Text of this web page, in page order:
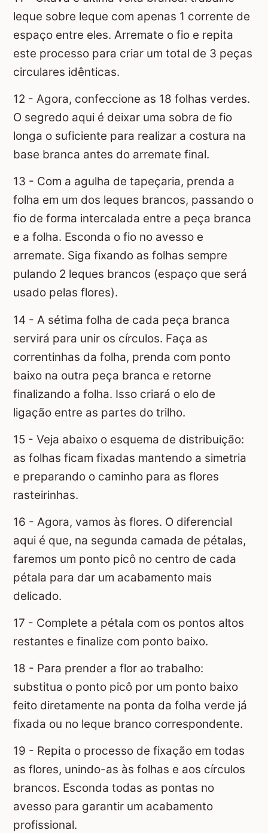
leque sobre leque com apenas 1 corrente de
espaço entre eles. Arremate o fio e repita
este processo para criar um total de 3 peças
circulares idênticas.
12 - Agora, confeccione as 18 folhas verdes.
O segredo aqui é deixar uma sobra de fio
longa o suficiente para realizar a costura na
base branca antes do arremate final.
13 - Com a agulha de tapeçaria, prenda a
folha em um dos leques brancos, passando o
fio de forma intercalada entre a peça branca
e a folha. Esconda o fio no avesso e
arremate. Siga fixando as folhas sempre
pulando 2 leques brancos (espaço que será
usado pelas flores).
14 - A sétima folha de cada peça branca
servirá para unir os círculos. Faça as
correntinhas da folha, prenda com ponto
baixo na outra peça branca e retorne
finalizando a folha. Isso criará o elo de
ligação entre as partes do trilho.
15 - Veja abaixo o esquema de distribuição:
as folhas ficam fixadas mantendo a simetria
e preparando o caminho para as flores
rasteirinhas.
16 - Agora, vamos às flores. O diferencial
aqui é que, na segunda camada de pétalas,
faremos um ponto picô no centro de cada
pétala para dar um acabamento mais
delicado.
17 - Complete a pétala com os pontos altos
restantes e finalize com ponto baixo.
18 - Para prender a flor ao trabalho:
substitua o ponto picô por um ponto baixo
feito diretamente na ponta da folha verde já
fixada ou no leque branco correspondente.
19 - Repita o processo de fixação em todas
as flores, unindo-as às folhas e aos círculos
brancos. Esconda todas as pontas no
avesso para garantir um acabamento
profissional.